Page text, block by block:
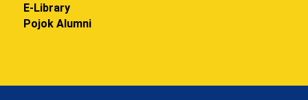
E-Library
Pojok Alumni